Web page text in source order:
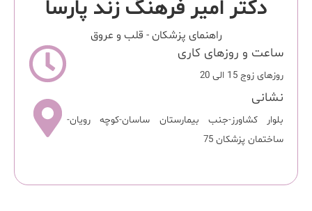
دکتر امیر فرهنگ زند پارسا
راهنمای پزشکان - قلب و عروق
ساعت و روزهای کاری
روزهای زوج 15 الی 20
نشانی
بلوار کشاورز-جنب بیمارستان ساسان-کوچه رویان-
ساختمان پزشکان 75